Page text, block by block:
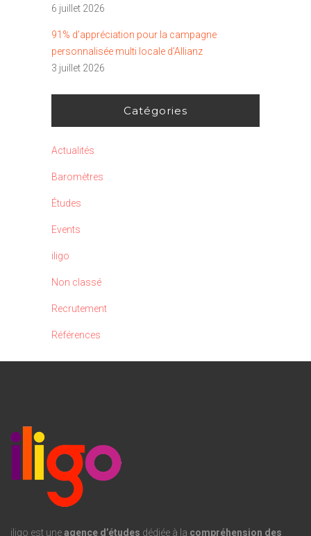
6 juillet 2026
91% d’appréciation pour la campagne
personnalisée multi locale d’Allianz
3 juillet 2026
Catégories
Actualités
Baromètres
Études
Events
iligo
Non classé
Recrutement
Références
iligo est uneagence d’études dédiée à la compréhension des